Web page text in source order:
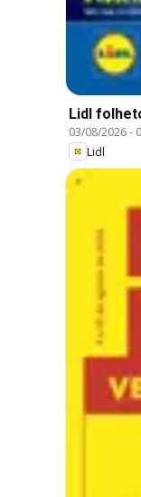
Lidl
03/08/2026-
Lidl